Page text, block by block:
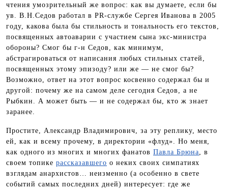
чтения умозрительный же вопрос: как вы думаете, если бы
ув. В.Н.Седов работал в PR-службе Сергея Иванова в 2005
году, какова была бы стильность и тональность его текстов,
посвященных автоаварии с участием сына экс-министра
обороны? Смог бы г-н Седов, как минимум,
абстрагироваться от написания любых стильных статей,
посвященных этому эпизоду? или же — не смог бы?
Возможно, ответ на этот вопрос косвенно содержал бы и
другой: почему же на самом деле сегодня Седов, а не
Рыбкин. А может быть — и не содержал бы, кто ж знает
заранее.
Простите, Александр Владимирович, за эту реплику, место
ей, как и всему прочему, в директории «флуд». Но меня,
как одного из многих и многих фанатов Павла Брюна , в
своем топике рассказавшего о неких своих симпатиях
взглядам анархистов… неизменно (а особенно в свете
событий самых последних дней) интересует: где же